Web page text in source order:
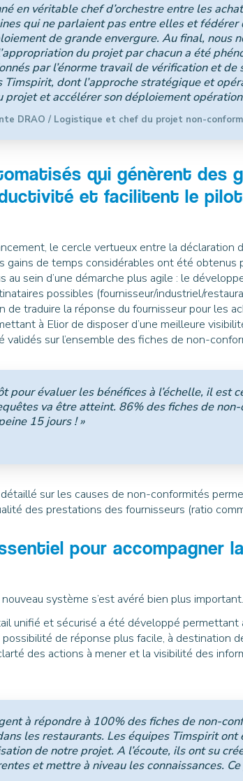
en véritable chef d’orchestre entre les
qui ne parlaient pas entre elles et
de grande envergure. Au final, nous
du projet par chacun a été
par l’énorme travail de vérification et de
dont l’approche stratégique et
et accélérer son déploiement
DRAO / Logistique et chef du projet non-
qui génèrent des
et facilitent le
le cercle vertueux entre la
gains de temps considérables ont été obtenus
au sein d’une démarche plus agile : le
possibles (fournisseur/industriel/
traduire la réponse du fournisseur pour les
à Elior de disposer d’une meilleure
validés sur l’ensemble des fiches de non-
pour évaluer les bénéfices à l’échelle, il est
va être atteint. 86% des fiches de
15 jours ! »
détaillé sur les causes de non-conformités
des prestations des fournisseurs (ratio
pour accompagner
système s’est avéré bien plus important.
unifié et sécurisé a été développé permettant
de réponse plus facile, à destination
des actions à mener et la visibilité des
à répondre à 100% des fiches de non-
les restaurants. Les équipes Timspirit
de notre projet. A l’écoute, ils ont su
et mettre à niveau les connaissances.